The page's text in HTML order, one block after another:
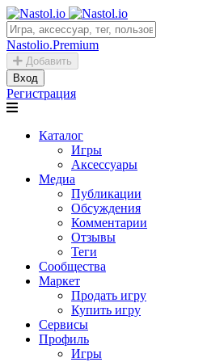
Nastolio.Premium
Добавить
Вход
Регистрация
Каталог
Игры
Аксессуары
Медиа
Публикации
Обсуждения
Комментарии
Отзывы
Теги
Сообщества
Маркет
Продать игру
Купить игру
Сервисы
Профиль
Игры